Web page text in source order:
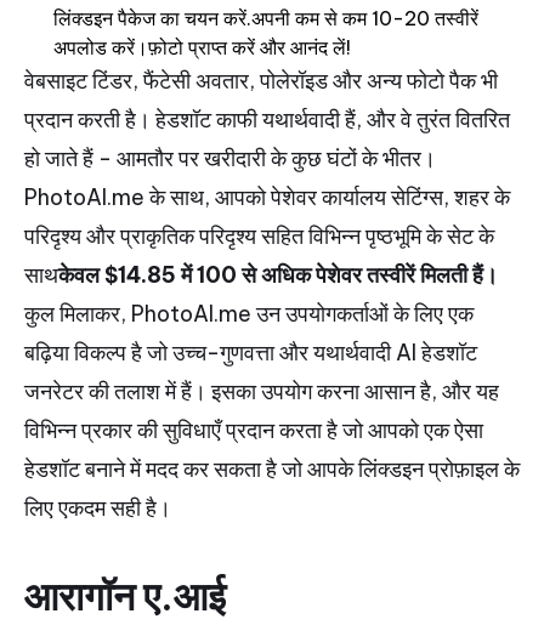
लिंक्डइन पैकेज का चयन करें.अपनी कम से कम 10-20 तस्वीरें
अपलोड करें।फ़ोटो प्राप्त करें और आनंद लें!
वेबसाइट टिंडर, फैंटेसी अवतार, पोलेरॉइड और अन्य फोटो पैक भी
प्रदान करती है। हेडशॉट काफी यथार्थवादी हैं, और वे तुरंत वितरित
हो जाते हैं - आमतौर पर खरीदारी के कुछ घंटों के भीतर।
PhotoAI.me के साथ, आपको पेशेवर कार्यालय सेटिंग्स, शहर के
परिदृश्य और प्राकृतिक परिदृश्य सहित विभिन्न पृष्ठभूमि के सेट के
साथकेवल $14.85 में 100 से अधिक पेशेवर तस्वीरें मिलती हैं।
कुल मिलाकर, PhotoAI.me उन उपयोगकर्ताओं के लिए एक
बढ़िया विकल्प है जो उच्च-गुणवत्ता और यथार्थवादी AI हेडशॉट
जनरेटर की तलाश में हैं। इसका उपयोग करना आसान है, और यह
विभिन्न प्रकार की सुविधाएँ प्रदान करता है जो आपको एक ऐसा
हेडशॉट बनाने में मदद कर सकता है जो आपके लिंक्डइन प्रोफ़ाइल के
लिए एकदम सही है।
आरागॉन ए.आई